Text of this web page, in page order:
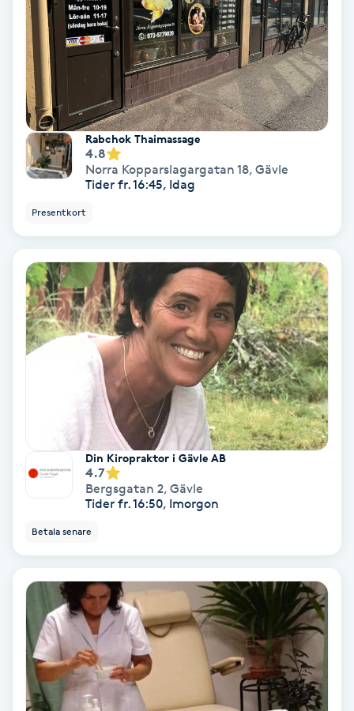
Skägg
Skäggfärgning
Skäggklippning
Skäggtrimmning
Sockring
Spa
Spa manikyr & pedikyr
Spa-manikyr
Spa-pedikyr
Stylist
Sugaring
Svensk massage
Svettbehandling
Rabchok Thaimassage
4.8
Norra Kopparslagargatan 18, Gävle
Tider fr. 16:45, Idag
Presentkort
Din Kiropraktor i Gävle AB
4.7
Bergsgatan 2, Gävle
Tider fr. 16:50, Imorgon
Betala senare